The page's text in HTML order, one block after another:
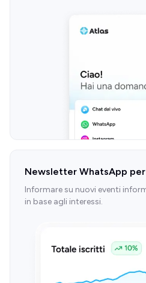
Newsletter WhatsApp
Informare su nuovi eventi
in base agli interessi.